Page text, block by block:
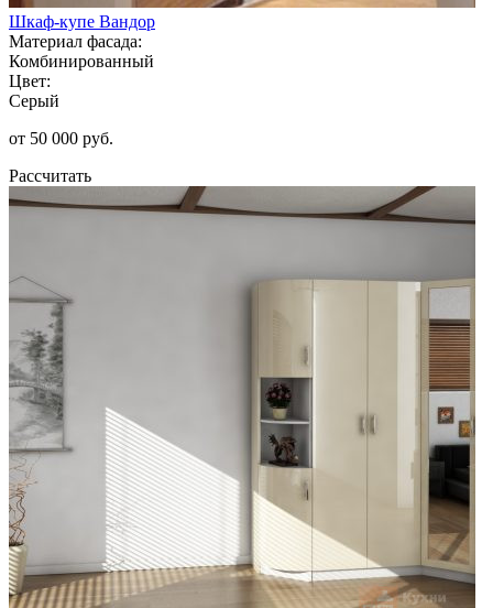
Шкаф-купе Вандор
Материал фасада:
Комбинированный
Цвет:
Серый
от 50 000 руб.
Рассчитать